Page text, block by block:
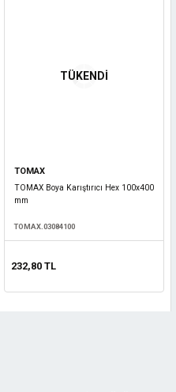
TÜKENDİ
TOMAX
TOMAX Boya Karıştırıcı Hex 100x400
mm
TOMAX.03084100
232,80 TL